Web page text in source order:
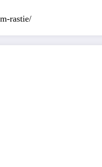
rastie/